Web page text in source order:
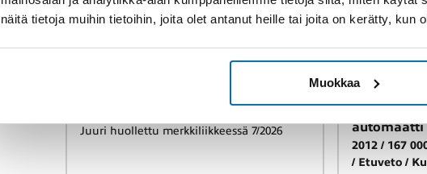
näitä tietoja muihin tietoihin, joita olet antanut heille tai joita on kerätty, kun
Muokkaa
Vaihtoauto
KIA XCeed
Juuri huollettu merkkiliikkeessä 7/2026
Vaihtoauto
Beetle
Sport 2,0
automaatti
2012 167
Etuveto